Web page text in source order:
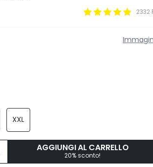
2332
XXL
AGGIUNGI AL CARRELLO
20% sconto!